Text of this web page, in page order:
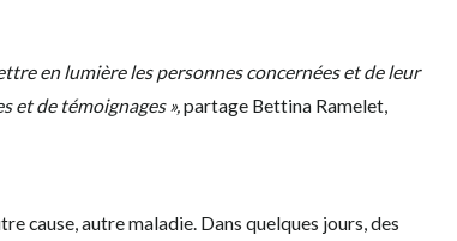
en lumière les personnes concernées et de leur
et de témoignages »,partage Bettina Ramelet,
cause, autre maladie. Dans quelques jours, des